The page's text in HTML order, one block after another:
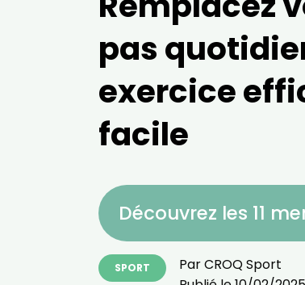
pas
exercice
facile
Découvrez les 11
SPORT ParCROQ Sport